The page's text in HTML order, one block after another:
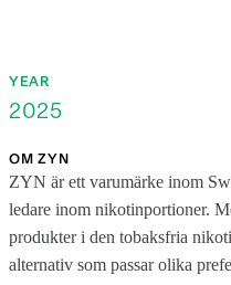
YEAR
2025
OM ZYN
ZYN är ett varumärke inom
ledare inom nikotinportioner.
produkter i den tobaksfria
alternativ som passar olika